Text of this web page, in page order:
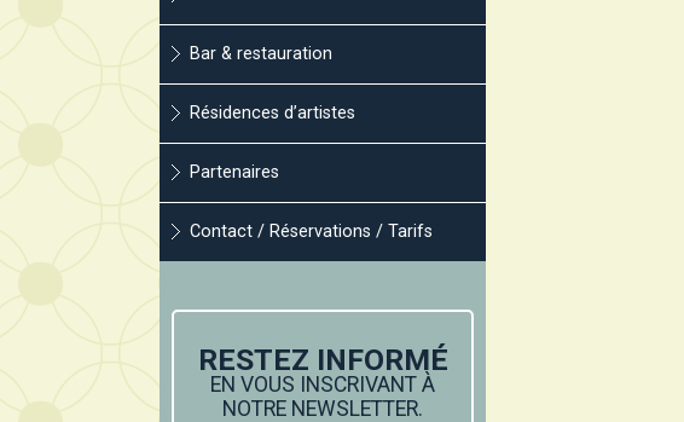
Bar & restauration
Résidences d’artistes
Partenaires
Contact / Réservations / Tarifs
RESTEZ INFORMÉ
EN VOUS INSCRIVANT À
NOTRE NEWSLETTER.